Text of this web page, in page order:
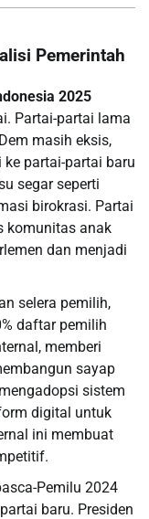
Pemerintah
2025
Partai-partai lama
masih eksis,
partai-partai baru
segar seperti
birokrasi. Partai
komunitas anak
dan menjadi
selera pemilih,
daftar pemilih
memberi
sayap
sistem
digital untuk
ini membuat
Pemilu 2024
baru. Presiden